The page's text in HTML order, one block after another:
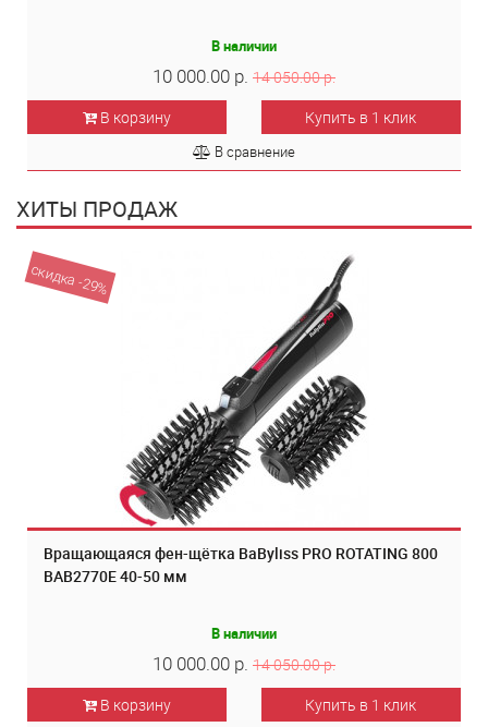
В наличии
10 000.00 р. 14 050.00 р.
В корзину
Купить в 1 клик
В сравнение
ХИТЫ ПРОДАЖ
скидка -29%
Вращающаяся фен-щётка BaByliss PRO ROTATING 800
BAB2770E 40-50 мм
В наличии
10 000.00 р. 14 050.00 р.
В корзину
Купить в 1 клик